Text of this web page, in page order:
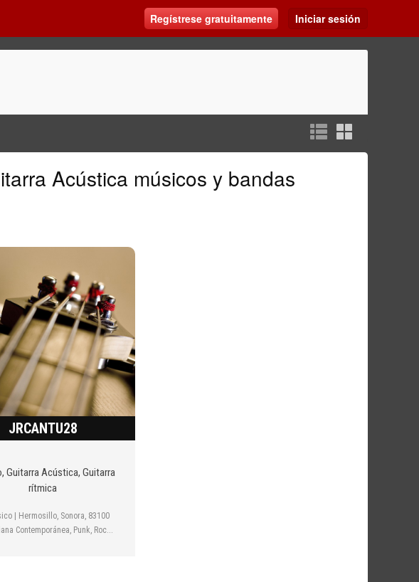
Regístrese gratuitamente Iniciar sesión
Acústica músicos y bandas
JRCANTU28
Guitarra Acústica, Guitarra
rítmica
| Hermosillo, Sonora, 83100
Contemporánea, Punk, Roc...